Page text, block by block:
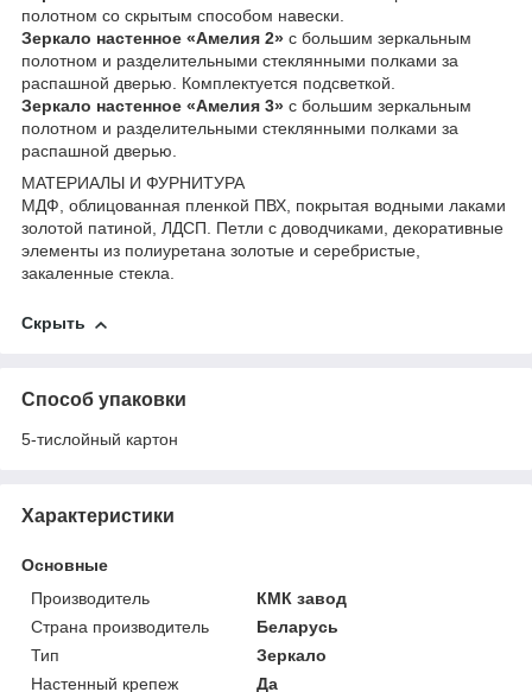
полотном со скрытым способом навески.
Зеркало настенное «Амелия 2» с большим зеркальным
полотном и разделительными стеклянными полками за
распашной дверью. Комплектуется подсветкой.
Зеркало настенное «Амелия 3» с большим зеркальным
полотном и разделительными стеклянными полками за
распашной дверью.
МАТЕРИАЛЫ И ФУРНИТУРА
МДФ, облицованная пленкой ПВХ, покрытая водными лаками
золотой патиной, ЛДСП. Петли с доводчиками, декоративные
элементы из полиуретана золотые и серебристые,
закаленные стекла.
Скрыть
Способ упаковки
5-тислойный картон
Характеристики
Основные
Производитель
КМК завод
Страна производитель
Беларусь
Тип
Зеркало
Настенный крепеж
Да